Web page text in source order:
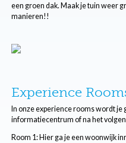
een groen dak. Maak je tuin weer
manieren!!
Experience
In onze experience rooms wordt je
informatiecentrum of na het
Room 1: Hier ga je een woonwijk